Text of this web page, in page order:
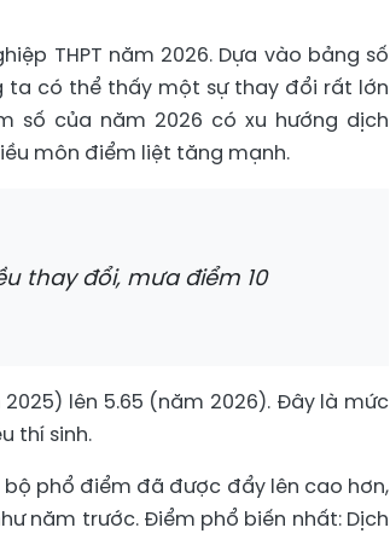
THPT năm 2026. Dựa vào bảng số
ta có thể thấy một sự thay đổi rất lớn
số của năm 2026 có xu hướng dịch
môn điểm liệt tăng mạnh.
thay đổi, mưa điểm 10
lên 5.65 (năm 2026). Đây là mức
thí sinh.
bộ phổ điểm đã được đẩy lên cao hơn,
năm trước. Điểm phổ biến nhất: Dịch